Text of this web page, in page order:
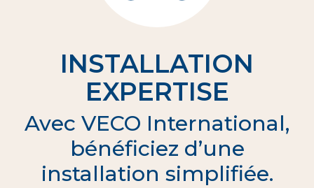
INSTALLATION
EXPERTISE
Avec VECO International,
bénéficiez d’une
installation simplifiée.